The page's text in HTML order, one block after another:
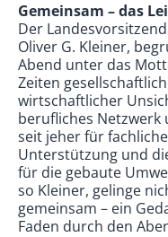
Gemeinsam – das
Der
Oliver G. Kleiner,
Abend unter das
Zeiten
wirtschaftlicher
berufliches Netzwerk
seit jeher für
Unterstützung und
für die gebaute
so Kleiner, gelinge
gemeinsam – ein
Faden durch den